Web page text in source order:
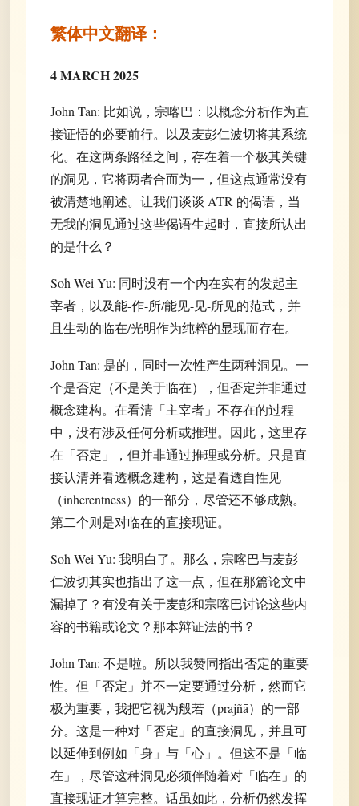
繁体中文翻译：
4 MARCH 2025
John Tan: 比如说，宗喀巴：以概念分析作为直
接证悟的必要前行。以及麦彭仁波切将其系统
化。在这两条路径之间，存在着一个极其关键
的洞见，它将两者合而为一，但这点通常没有
被清楚地阐述。让我们谈谈 ATR 的偈语，当
无我的洞见通过这些偈语生起时，直接所认出
的是什么？
Soh Wei Yu: 同时没有一个内在实有的发起主
宰者，以及能-作-所/能见-见-所见的范式，并
且生动的临在/光明作为纯粹的显现而存在。
John Tan: 是的，同时一次性产生两种洞见。一
个是否定（不是关于临在），但否定并非通过
概念建构。在看清「主宰者」不存在的过程
中，没有涉及任何分析或推理。因此，这里存
在「否定」，但并非通过推理或分析。只是直
接认清并看透概念建构，这是看透自性见
（inherentness）的一部分，尽管还不够成熟。
第二个则是对临在的直接现证。
Soh Wei Yu: 我明白了。那么，宗喀巴与麦彭
仁波切其实也指出了这一点，但在那篇论文中
漏掉了？有没有关于麦彭和宗喀巴讨论这些内
容的书籍或论文？那本辩证法的书？
John Tan: 不是啦。所以我赞同指出否定的重要
性。但「否定」并不一定要通过分析，然而它
极为重要，我把它视为般若（prajñā）的一部
分。这是一种对「否定」的直接洞见，并且可
以延伸到例如「身」与「心」。但这不是「临
在」，尽管这种洞见必须伴随着对「临在」的
直接现证才算完整。话虽如此，分析仍然发挥